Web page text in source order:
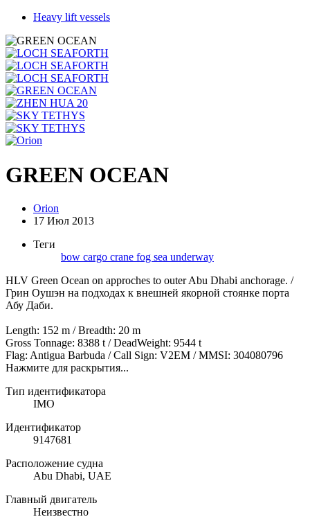
Heavy lift vessels
GREEN OCEAN
Orion
17 Июл 2013
Теги
bow cargo crane fog sea underway
HLV Green Ocean on approches to outer Abu Dhabi anchorage. /
Грин Оушэн на подходах к внешней якорной стоянке порта
Абу Даби.
Length: 152 m / Breadth: 20 m
Gross Tonnage: 8388 t / DeadWeight: 9544 t
Flag: Antigua Barbuda / Call Sign: V2EM / MMSI: 304080796
Нажмите для раскрытия...
Тип идентификатора
IMO
Идентификатор
9147681
Расположение судна
Abu Dhabi, UAE
Главный двигатель
Неизвестно